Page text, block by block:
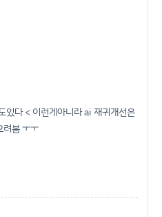
있다 < 이런게아니라 ai 재귀개선은
려봄 ㅜㅜ